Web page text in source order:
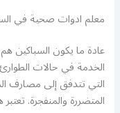
معلم ادوات صحية في
عادة ما يكون السباكين
الخدمة في حالات
التي تتدفق إلى مصارف
المتضررة والمنفجرة.